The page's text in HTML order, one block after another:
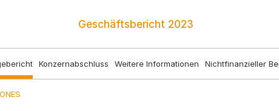
Geschäftsbericht 2023
Konzernabschluss Weitere Informationen Nichtfinanzieller